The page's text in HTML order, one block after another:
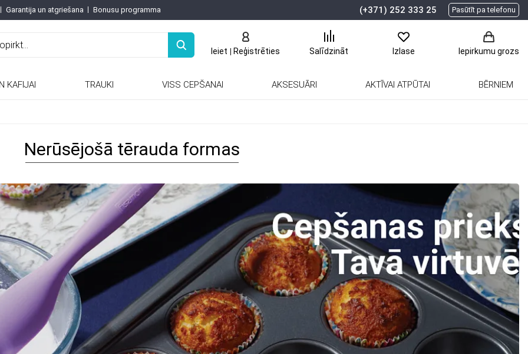
Garantija un atgriešana Bonusu programma (+371) 252 333 25 Pasūtīt pa telefonu
Ieiet Reģistrēties Salīdzināt Izlase Iepirkumu grozs
KAFIJAI TRAUKI VISS CEPŠANAI AKSESUĀRI AKTĪVAI ATPŪTAI BĒRNIEM
Nerūsējošā tērauda formas